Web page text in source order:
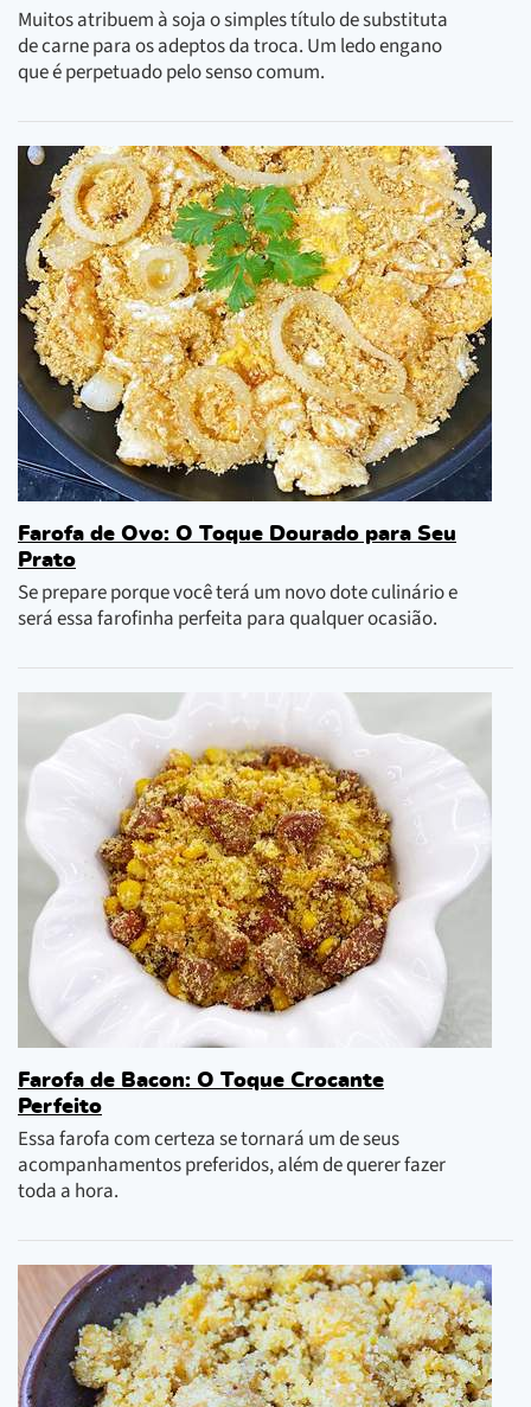
Muitos atribuem à soja o simples título de substituta
de carne para os adeptos da troca. Um ledo engano
que é perpetuado pelo senso comum.
Farofa de Ovo: O Toque Dourado para Seu
Prato
Se prepare porque você terá um novo dote culinário e
será essa farofinha perfeita para qualquer ocasião.
Farofa de Bacon: O Toque Crocante
Perfeito
Essa farofa com certeza se tornará um de seus
acompanhamentos preferidos, além de querer fazer
toda a hora.